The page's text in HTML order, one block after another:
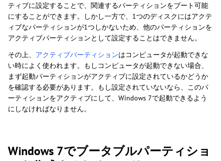
ティブに設定することで、関連するパーティションをブート可能
にすることができます。しかし一方で、1つのディスクにはアクテ
ィブなパーティションが1つしかないため、他のパーティションを
アクティブパーティションとして設定することはできません。
その上、 アクティブパーティションはコンピュータが起動できな
い時によく使われます。もしコンピュータが起動できない場合、
まず起動パーティションがアクティブに設定されているかどうか
を確認する必要があります。もし設定されていないなら、このパ
ーティションをアクティブにして、Windows 7で起動できるよう
にしなければなりません。
Windows 7でブータブルパーティショ